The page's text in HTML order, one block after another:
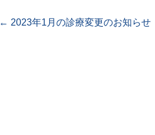
Post navigation
← 2023年1月の診療変更のお知らせ